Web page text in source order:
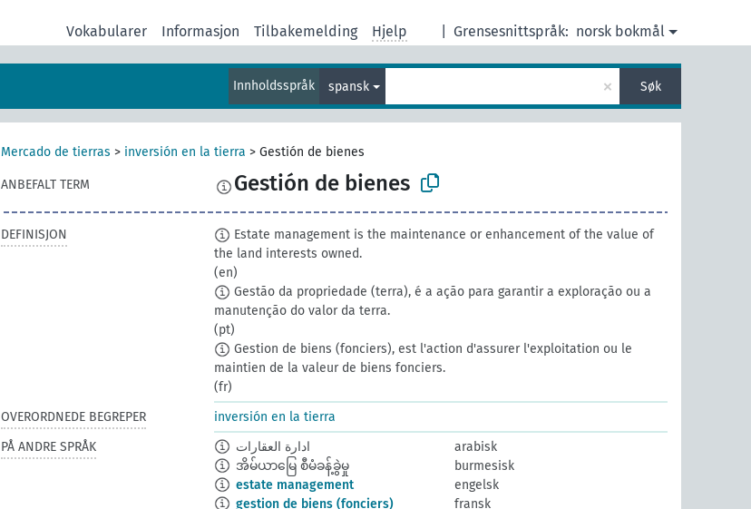
Grensesnittspråk: norsk bokmål
Vokabularer Informasjon Tilbakemelding Hjelp
Innholdsspråk spansk × Søk
Mercado de tierras > inversión en la tierra > Gestión de bienes
ANBEFALT TERM Gestión de bienes
DEFINISJON
Estate management is the maintenance or enhancement of the value of
the land interests owned.
(en)
Gestão da propriedade (terra), é a ação para garantir a exploração ou a
manutenção do valor da terra.
(pt)
Gestion de biens (fonciers), est l'action d'assurer l'exploitation ou le
maintien de la valeur de biens fonciers.
(fr)
OVERORDNEDE BEGREPER
inversión en la tierra
PÅ ANDRE SPRÅK
ادارة العقارات
arabisk
အိမ်ယာမြေ စီမံခန့်ခွဲမှု
burmesisk
estate management
engelsk
gestion de biens (fonciers)
fransk